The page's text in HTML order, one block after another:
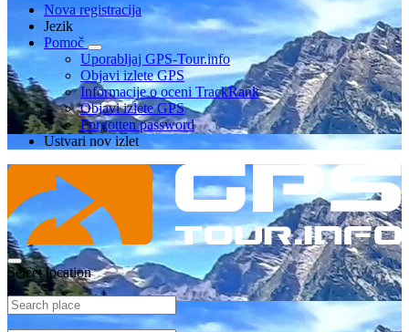
Nova registracija
Jezik
Pomoč
Uporabljaj GPS-Tour.info
Objavi izlete GPS
Informacije o oceni TrackRank
Objavi izlete GPS
Forgotten password
Ustvari nov izlet
Select location